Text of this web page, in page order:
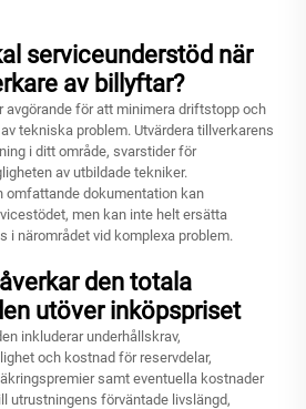
serviceunderstöd när
av billyftar?
avgörande för att minimera driftstopp och
tekniska problem. Utvärdera tillverkarens
i ditt område, svarstider för
av utbildade tekniker.
omfattande dokumentation kan
men kan inte helt ersätta
i närområdet vid komplexa problem.
den totala
utöver inköpspriset
inkluderar underhållskrav,
och kostnad för reservdelar,
samt eventuella kostnader
utrustningens förväntade livslängd,